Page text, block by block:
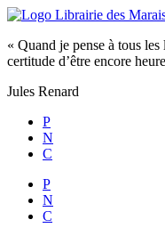
Aller
contenu
« Quand je pense à tous
certitude d’être encore
Jules Renard
P
N
C
P
N
C